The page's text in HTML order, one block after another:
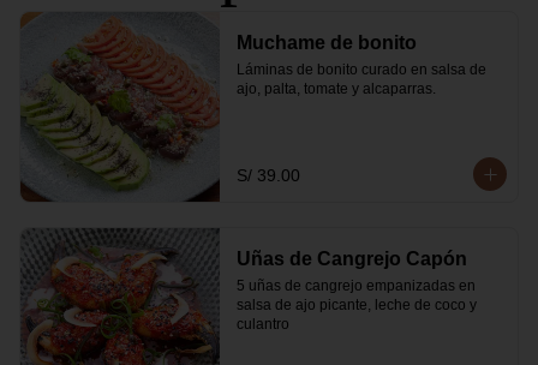
Muchame de bonito
Láminas de bonito curado en salsa de
ajo, palta, tomate y alcaparras.
S/ 39.00
Uñas de Cangrejo Capón
5 uñas de cangrejo empanizadas en
salsa de ajo picante, leche de coco y
culantro